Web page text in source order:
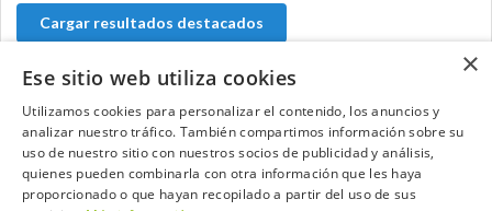
Cargar resultados destacados
Contacta con el equipo de NextCaddy
Opina Contacta
×
Ese sitio web utiliza cookies
Utilizamos cookies para personalizar el contenido, los anuncios y
analizar nuestro tráfico. También compartimos información sobre su
uso de nuestro sitio con nuestros socios de publicidad y análisis,
quienes pueden combinarla con otra información que les haya
proporcionado o que hayan recopilado a partir del uso de sus